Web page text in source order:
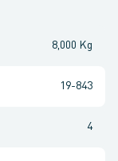
8,000 Kg
19-843
4